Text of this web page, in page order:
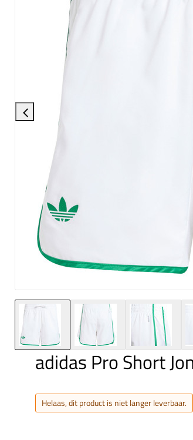
adidas Pro Short
Helaas, dit product is niet langer leverbaar.